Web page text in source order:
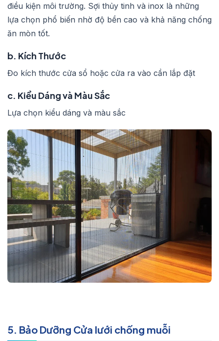
điều kiện môi trường. Sợi thủy tinh và inox là những
lựa chọn phổ biến nhờ độ bền cao và khả năng chống
ăn mòn tốt.
b. Kích Thước
Đo kích thước cửa sổ hoặc cửa ra vào cần lắp đặt
c. Kiểu Dáng và Màu Sắc
Lựa chọn kiểu dáng và màu sắc
5. Bảo Dưỡng Cửa lưới chống muỗi